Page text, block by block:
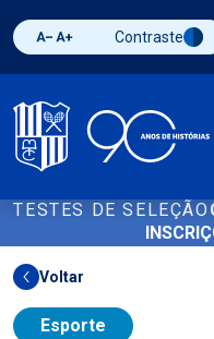
Diminuir fonte
Aumentar fonte
Alternar
Contraste
TESTES DE SELEÇÃO
Voltar
Esporte